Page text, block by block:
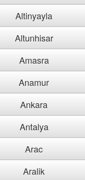
Altinyayla
Altunhisar
Amasra
Anamur
Ankara
Antalya
Arac
Aralik